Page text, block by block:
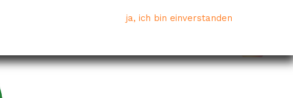
ja, ich bin einverstanden